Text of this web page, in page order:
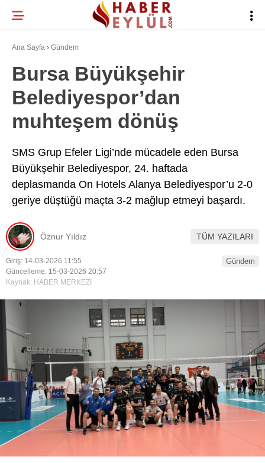
Facebook
23.4
BURSA HABERLERI
BURSASPOR
EĞITIM
TEKNOLOJI
Ana Sayfa › Gündem
Bursa Büyükşehir
Belediyespor’dan
muhteşem dönüş
SMS Grup Efeler Ligi’nde mücadele eden Bursa
Büyükşehir Belediyespor, 24. haftada
deplasmanda On Hotels Alanya Belediyespor’u 2-0
geriye düştüğü maçta 3-2 mağlup etmeyi başardı.
Öznur Yıldız TÜM YAZILARI
Giriş: 14-03-2026 11:55
Güncelleme: 15-03-2026 20:57
Kaynak: HABER MERKEZİ
Gündem